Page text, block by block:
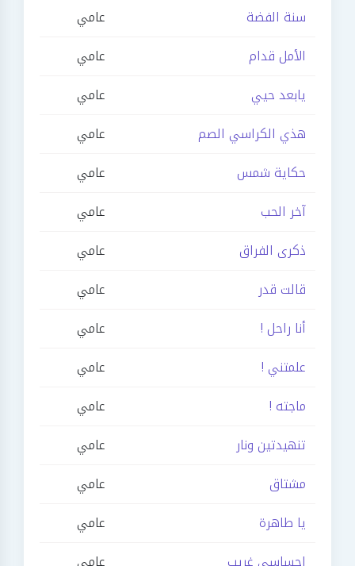
سنة الفضة
عامي
الأمل قدام
عامي
يابعد حيي
عامي
هذي الكراسي الصم
عامي
حكاية شمس
عامي
آخر الحب
عامي
ذكرى الفراق
عامي
قالت قدر
عامي
أنا راحل !
عامي
علمتني !
عامي
ماجته !
عامي
تنهيدتين ونار
عامي
مشتاق
عامي
يا طاهرة
عامي